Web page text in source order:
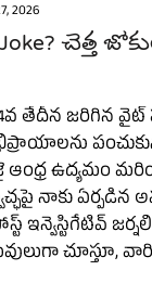
2026
Joke? చెత్త
తేదీన జరిగిన వైట్
ఆంధ్ర ఉద్యమం
నాకు
ఇన్వెస్టిగేటివ్